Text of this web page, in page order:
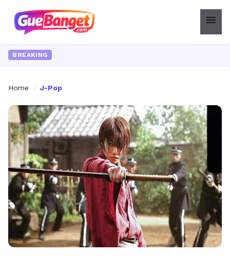
menu
BREAKING
Home / J-Pop